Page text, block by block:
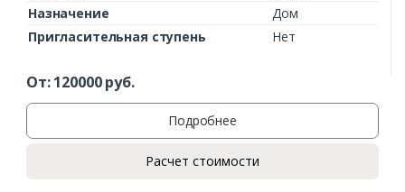
Назначение
Дом
Пригласительная ступень
Нет
От:120000руб.
Подробнее
Расчет стоимости